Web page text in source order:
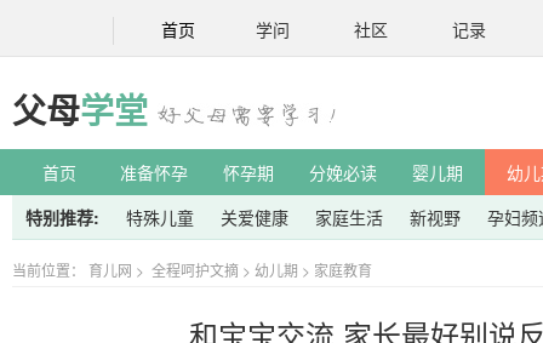
首页 学问 社区 记录
父母学堂
首页 准备怀孕 怀孕期 分娩必读 婴儿期
幼
特别推荐:
特殊儿童 关爱健康 家庭生活 新视野 孕妇频
当前位置： 育儿网 > 全程呵护文摘 > 幼儿期 > 家庭教育
和宝宝交流 家长最好别说